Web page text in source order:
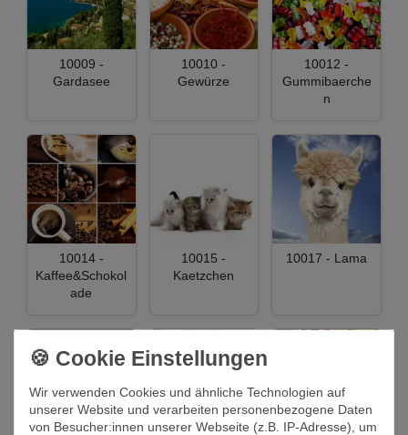
10009 -
Gardasee
10010 -
Gewürze
10012 -
Gummibaerche
n
10014 -
Kaffee&Schokol
ade
10015 -
Kaetzchen
10017 - Lama
Wir verwenden Cookies und ähnliche Technologien auf
unserer Website und verarbeiten personenbezogene Daten
von Besucher:innen unserer Webseite (z.B. IP-Adresse), um